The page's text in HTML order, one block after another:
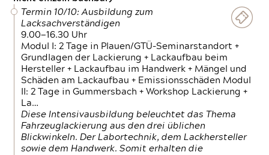
Termin 10/10: Ausbildung zum
Lacksachverständigen
9.00—16.30 Uhr
Modul I: 2 Tage in Plauen/GTÜ-Seminarstandort +
Grundlagen der Lackierung + Lackaufbau beim
Hersteller + Lackaufbau im Handwerk + Mängel und
Schäden am Lackaufbau + Emissionsschäden Modul
II: 2 Tage in Gummersbach + Workshop Lackierung +
La…
Diese Intensivausbildung beleuchtet das Thema
Fahrzeuglackierung aus den drei üblichen
Blickwinkeln. Der Labortechnik, dem Lackhersteller
sowie dem Handwerk. Somit erhalten die